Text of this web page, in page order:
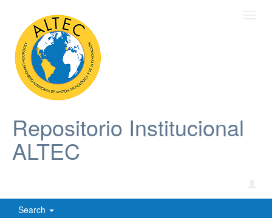
Repositorio Institucional
ALTEC
Search